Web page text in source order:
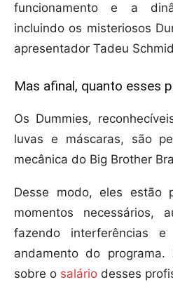
funcionamento e a
incluindo os misteriosos
apresentador Tadeu
Mas afinal, quanto esses
Os Dummies,
luvas e máscaras, são
mecânica do Big Brother
Desse modo, eles estão
momentos necessários,
fazendo interferências
andamento do programa.
sobre o salário desses